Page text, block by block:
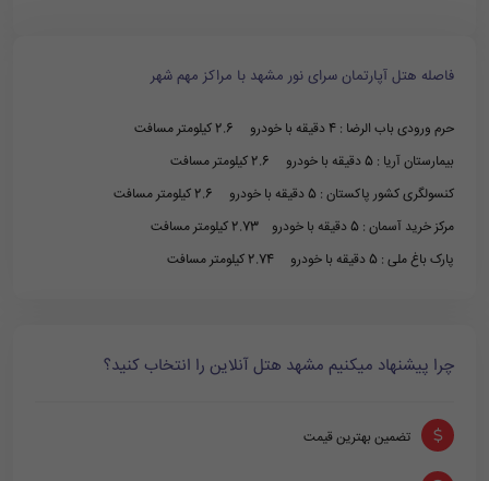
فاصله هتل آپارتمان سرای نور مشهد با مراکز مهم شهر
حرم ورودی باب الرضا : 4 دقیقه با خودرو 2.6 کیلومتر مسافت
بیمارستان آریا : 5 دقیقه با خودرو 2.6 کیلومتر مسافت
کنسولگری کشور پاکستان : 5 دقیقه با خودرو 2.6 کیلومتر مسافت
مرکز خرید آسمان : 5 دقیقه با خودرو 2.73 کیلومتر مسافت
پارک باغ ملی : 5 دقیقه با خودرو 2.74 کیلومتر مسافت
چرا پیشنهاد میکنیم مشهد هتل آنلاین را انتخاب کنید؟
تضمین بهترین قیمت